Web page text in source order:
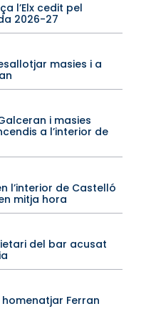
l’Elx cedit pel
2026-27
masies i a
i masies
a l’interior de
l’interior de Castelló
mitja hora
del bar acusat
Ferran